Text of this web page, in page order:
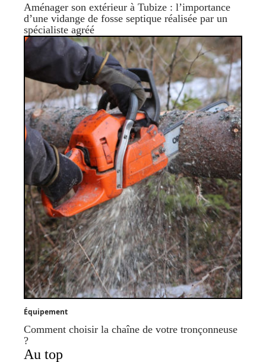
Aménager son extérieur à Tubize : l’importance
d’une vidange de fosse septique réalisée par un
spécialiste agréé
Équipement
Comment choisir la chaîne de votre tronçonneuse
?
Au top